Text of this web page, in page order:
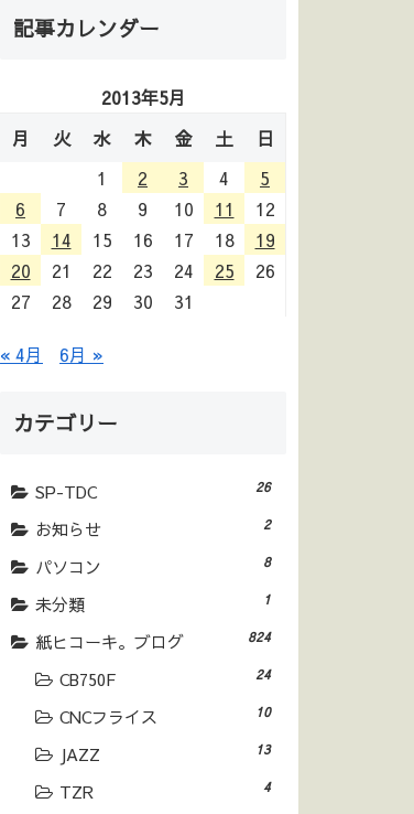
記事カレンダー
2013年5月
月
火 水 木 金 土
日
1
2 3 4
5
6
7 8 9 10 11
12
13
14 15 16 17 18
19
20
21 22 23 24 25
26
27
28 29 30 31
« 4月 6月 »
カテゴリー
SP-TDC 26
お知らせ 2
パソコン 8
未分類 1
紙ヒコーキ。ブログ 824
CB750F 24
CNCフライス 10
JAZZ 13
TZR 4